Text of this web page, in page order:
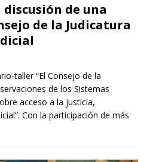
discusión de una
de la Judicatura
taller “El Consejo de la
de los Sistemas
acceso a la justicia,
Con la participación de más